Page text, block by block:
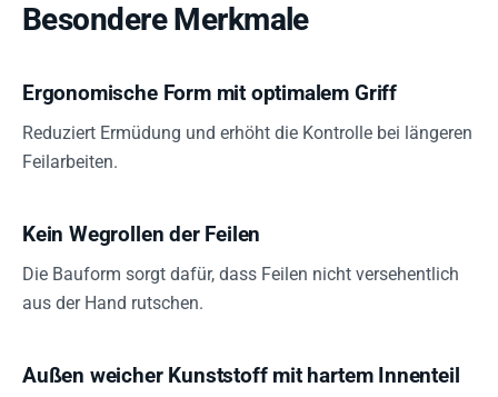
Besondere Merkmale
Ergonomische Form mit optimalem Griff
Reduziert Ermüdung und erhöht die Kontrolle bei längeren
Feilarbeiten.
Kein Wegrollen der Feilen
Die Bauform sorgt dafür, dass Feilen nicht versehentlich
aus der Hand rutschen.
Außen weicher Kunststoff mit hartem Innenteil